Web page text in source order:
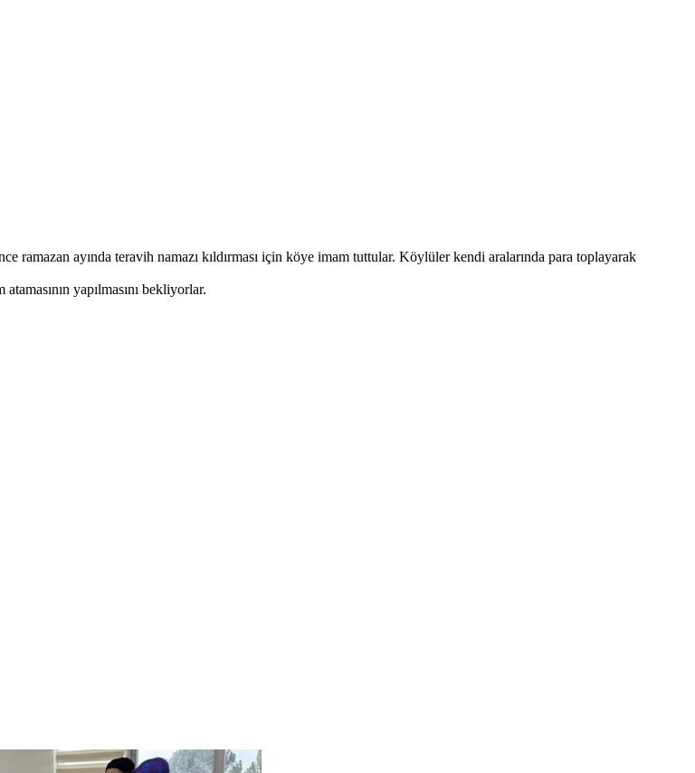
ramazan ayında teravih namazı kıldırması için köye imam tuttular. Köylüler kendi aralarında para toplayarak
yapılmasını bekliyorlar.